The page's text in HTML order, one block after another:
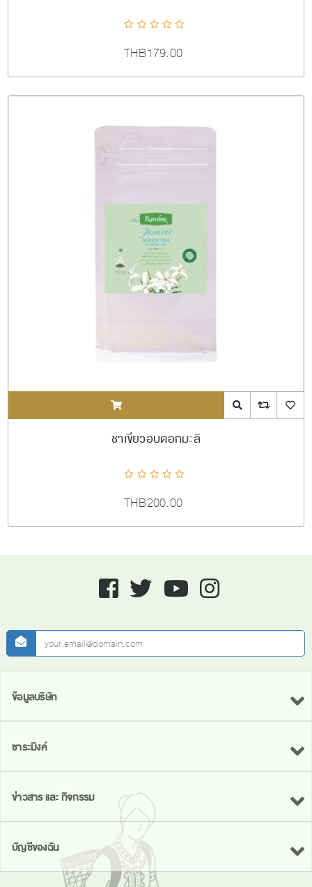
THB179.00
ADDTOCART Quick View
ชาเขียวอบดอกมะลิ
THB200.00
Facebook twitter youtube instagram
newsletter
ข้อมูลบริษัท
ชาระมิงค์
ข่าวสาร และ กิจกรรม
บัญชีของฉัน